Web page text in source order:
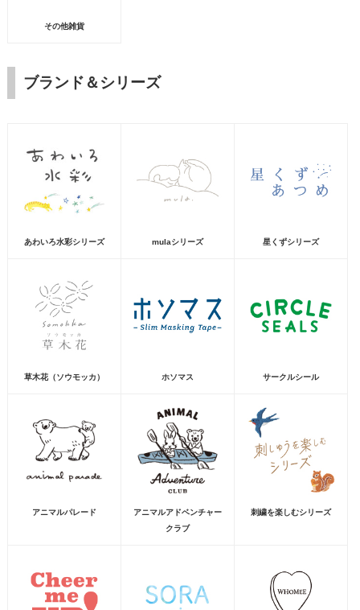
その他雑貨
ブランド＆シリーズ
あわいろ水彩シリーズ mulaシリーズ 星くずシリーズ
草木花（ソウモッカ） ホソマス サークルシール
アニマルパレード
アニマルアドベンチャー
クラブ
刺繍を楽しむシリーズ